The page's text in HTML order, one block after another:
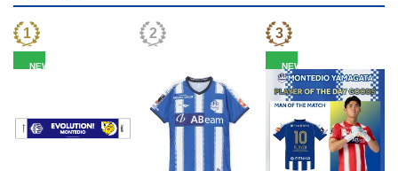
NEW NEW